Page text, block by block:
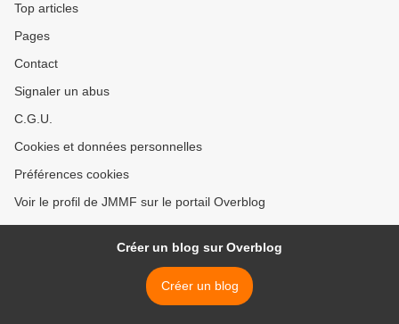
Top articles
Pages
Contact
Signaler un abus
C.G.U.
Cookies et données personnelles
Préférences cookies
Voir le profil de JMMF sur le portail Overblog
Créer un blog sur Overblog
Créer un blog